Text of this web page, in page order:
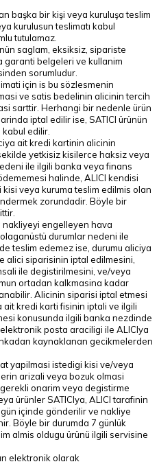
başka bir kişi veya kuruluşa teslim
kurulusun teslimatı kabul
tutulamaz.
saglam, eksiksiz, sipariste
garanti belgeleri ve kullanim
sorumludur.
için is bu sözlesmenin
ve satis bedelinin alicinin tercih
sarttir. Herhangi bir nedenle ürün
iptal edilir ise, SATICI ürünün
edilir.
ait kredi kartinin alicinin
yetkisiz kisilerce haksiz veya
ile ilgili banka veya finans
halinde, ALICI kendisi
veya kuruma teslim edilmis olan
zorundadir. Böyle bir
nakliyeyi engelleyen hava
durumlar nedeni ile
teslim edemez ise, durumu aliciya
alici siparisinin iptal edilmesini,
ile degistirilmesini, ve/veya
ortadan kalkmasina kadar
Alicinin siparisi iptal etmesi
ait kredi karti fisinin iptali ve ilgili
konusunda ilgili banka nezdinde
posta araciligi ile ALICIya
kaynaklanan gecikmelerden
yapilmasi istedigi kisi ve/veya
arizali veya bozuk olmasi
onarim veya degistirme
ürünler SATICIya, ALICI tarafinin
içinde gönderilir ve nakliye
Böyle bir durumda 7 günlük
almis oldugu ürünü ilgili servisine
elektronik olarak